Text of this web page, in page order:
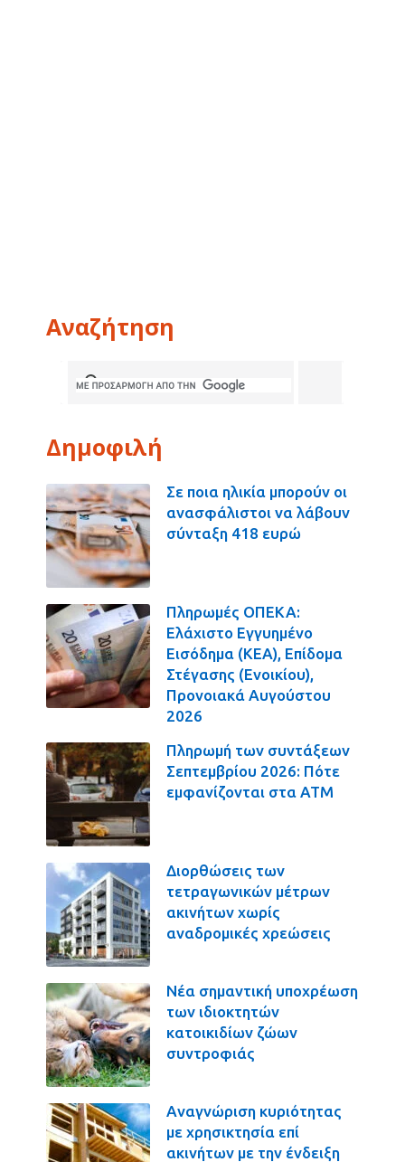
Αναζήτηση
Δημοφιλή
Σε ποια ηλικία μπορούν οι
ανασφάλιστοι να λάβουν
σύνταξη 418 ευρώ
Πληρωμές ΟΠΕΚΑ:
Ελάχιστο Εγγυημένο
Εισόδημα (ΚΕΑ), Επίδομα
Στέγασης (Ενοικίου),
Προνοιακά Αυγούστου
2026
Πληρωμή των συντάξεων
Σεπτεμβρίου 2026: Πότε
εμφανίζονται στα ΑΤΜ
Διορθώσεις των
τετραγωνικών μέτρων
ακινήτων χωρίς
αναδρομικές χρεώσεις
Νέα σημαντική υποχρέωση
των ιδιοκτητών
κατοικιδίων ζώων
συντροφιάς
Αναγνώριση κυριότητας
με χρησικτησία επί
ακινήτων με την ένδειξη